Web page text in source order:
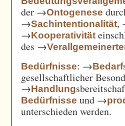
der →Ontogenese
→Sachintentionalität,
→Kooperativität
des →
Bedürfnisse: →Bedarf
gesellschaftlicher
→Handlung
Bedürfnisse und →
unterschieden werden.